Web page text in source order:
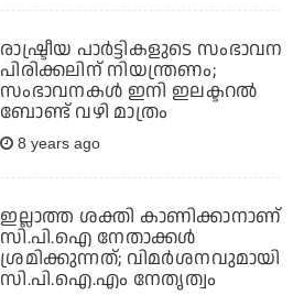
രാഷ്ട്രീയ പാര്‍ട്ടികളുടെ സംഭാവന
പിരിക്കലിന് നിയന്ത്രണം;
സംഭാവനകള്‍ ഇനി ഇലക്ടറല്‍
ബോണ്ട് വഴി മാത്രം
8 years ago
ഇല്ലാത്ത ശക്തി കാണിക്കാനാണ്
സി.പി.ഐ നേതാക്കള്‍
ശ്രമിക്കുന്നത്; വിമര്‍ശനവുമായി
സി.പി.ഐ.എം നേതൃത്വം